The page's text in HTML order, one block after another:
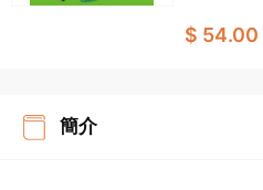
$ 54.00
簡介